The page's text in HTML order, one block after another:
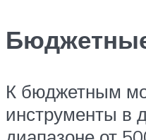
К бюджетным
инструменты в